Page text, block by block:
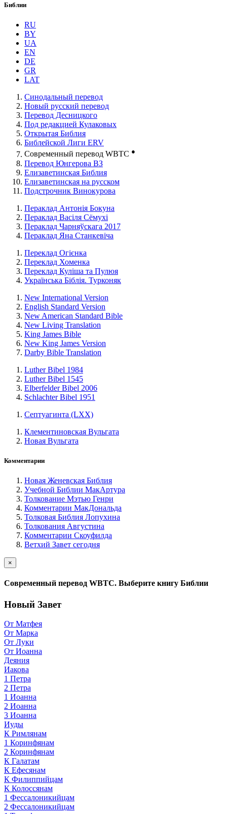
Библии
RU
BY
UA
EN
DE
GR
LAT
Синодальный перевод
Новый русский перевод
Перевод Десницкого
Под редакцией Кулаковых
Открытая Библия
Библейской Лиги ERV
Cовременный перевод WBTC ●
Перевод Юнгерова ВЗ
Елизаветинская Библия
Елизаветинская на русском
Подстрочник Винокурова
Пераклад Антонія Бокуна
Пераклад Васіля Сёмухі
Пераклад Чарняўскага 2017
Пераклад Яна Станкевіча
Переклад Огієнка
Переклад Хоменка
Переклад Куліша та Пулюя
Українська Біблія. Турконяк
New International Version
English Standard Version
New American Standard Bible
New Living Translation
King James Bible
New King James Version
Darby Bible Translation
Luther Bibel 1984
Luther Bibel 1545
Elberfelder Bibel 2006
Schlachter Bibel 1951
Септуагинта (LXX)
Клементиновская Вульгата
Новая Вульгата
Комментарии
Новая Женевская Библия
Учебной Библии МакАртура
Толкование Мэтью Генри
Комментарии МакДональда
Толковая Библия Лопухина
Толкования Августина
Комментарии Скоуфилда
Ветхий Завет сегодня
×
Cовременный перевод WBTC. Выберите книгу Библии
Новый Завет
От Матфея
От Марка
От Луки
От Иоанна
Деяния
Иакова
1 Петра
2 Петра
1 Иоанна
2 Иоанна
3 Иоанна
Иуды
К Римлянам
1 Коринфянам
2 Коринфянам
К Галатам
К Ефесянам
К Филиппийцам
К Колоссянам
1 Фессалоникийцам
2 Фессалоникийцам